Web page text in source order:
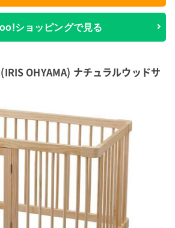
ショッピングで見る
OHYAMA) ナチュラルウッドサ